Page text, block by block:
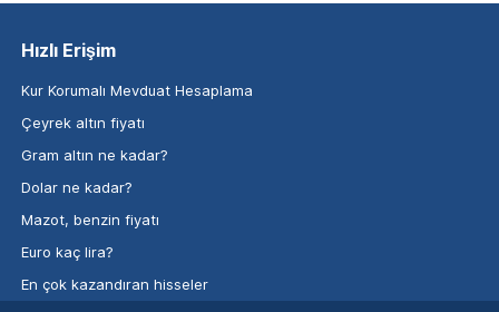
Hızlı Erişim
Kur Korumalı Mevduat Hesaplama
Çeyrek altın fiyatı
Gram altın ne kadar?
Dolar ne kadar?
Mazot, benzin fiyatı
Euro kaç lira?
En çok kazandıran hisseler